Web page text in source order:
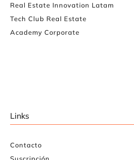
Real Estate Innovation Latam
Tech Club Real Estate
Academy Corporate
Links
Contacto